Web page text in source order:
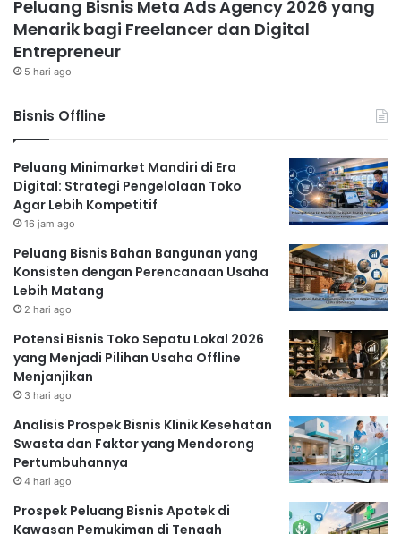
Peluang Bisnis Meta Ads Agency 2026 yang
Menarik bagi Freelancer dan Digital
Entrepreneur
5 hari ago
Bisnis Offline
Peluang Minimarket Mandiri di Era
Digital: Strategi Pengelolaan Toko
Agar Lebih Kompetitif
16 jam ago
Peluang Bisnis Bahan Bangunan yang
Konsisten dengan Perencanaan Usaha
Lebih Matang
2 hari ago
Potensi Bisnis Toko Sepatu Lokal 2026
yang Menjadi Pilihan Usaha Offline
Menjanjikan
3 hari ago
Analisis Prospek Bisnis Klinik Kesehatan
Swasta dan Faktor yang Mendorong
Pertumbuhannya
4 hari ago
Prospek Peluang Bisnis Apotek di
Kawasan Pemukiman di Tengah